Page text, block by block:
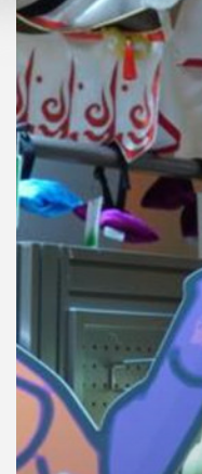
ลิ
สต์
แนะนำ
เพล
ย์
ลิ
สต์
ของ
เพลง
บทความ